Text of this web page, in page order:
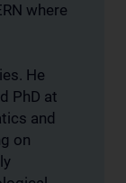
where
He
PhD at
and
on